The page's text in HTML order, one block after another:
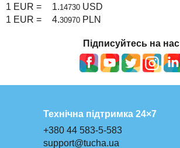
1 EUR =
1.14730 USD
1 EUR =
4.30970 PLN
Підписуйтесь на нас
Технічна підтримка 24×7
+380 44 583-5-583
support@tucha.ua